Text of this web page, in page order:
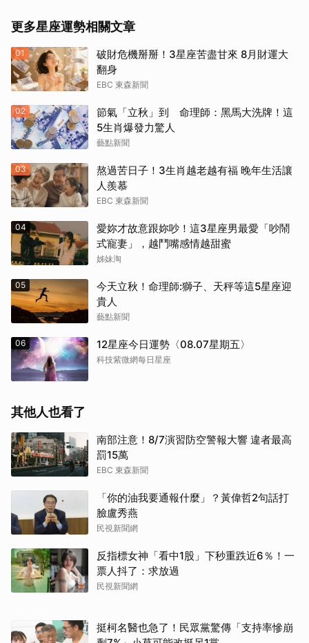
更多星座運勢相關文章
01
破財危機掰掰！3星座苦盡甘來 8月財運大
翻身
EBC 東森新聞
02
節氣「立秋」到 命理師：黑馬大洗牌！這
5生肖爆發力驚人
藝點新聞
03
熬過苦日子！3生肖越老越有福 晚年生活讓
人羨慕
EBC 東森新聞
04
愛妳才故意跟妳吵！這3星座男最愛「吵鬧
式寵妻」，越鬥嘴感情越甜蜜
姊妹淘
05
今天立秋！命理師:獅子、天秤等這5星座迎
貴人
藝點新聞
06 12星座今日運勢〈08.07星期五〉
科技紫微網每日星座
其他人也看了
南部注意！8/7演習防空警報大響 違者最高
罰15萬
EBC 東森新聞
「你的油我要通報什麼」？黃偉哲2句話打
臉盧秀燕
民視新聞網
反指標女神「看中1股」下秒重跌近6％！一
票人抖了：求放過
民視新聞網
挺柯名醫也急了！民眾黨驚傳「支持率慘崩